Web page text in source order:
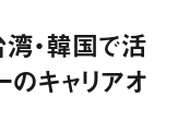
・韓国で活
のキャリアオ